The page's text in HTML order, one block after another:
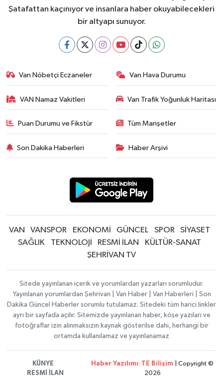
Şatafattan kaçınıyor ve insanlara haber okuyabilecekleri
bir altyapı sunuyor.
Van Nöbetçi Eczaneler Van Hava Durumu
VAN Namaz Vakitleri Van Trafik Yoğunluk Haritası
Puan Durumu ve Fikstür Tüm Manşetler
Son Dakika Haberleri Haber Arşivi
VAN VANSPOR EKONOMİ GÜNCEL SPOR
SİYASET
SAĞLIK
TEKNOLOJİ RESMİ İLAN
KÜLTÜR-SANAT
ŞEHRİVAN TV
Sitede yayınlanan içerik ve yorumlardan yazarları sorumludur.
Yayınlanan yorumlardan Şehrivan | Van Haber | Van Haberleri | Son
Dakika Güncel Haberler sorumlu tutulamaz. Sitedeki tüm harici linkler
ayrı bir sayfada açılır. Sitemizde yayınlanan haber, köşe yazıları ve
fotoğraflar izin alınmaksızın kaynak gösterilse dahi, herhangi bir
ortamda kullanılamaz ve yayınlanamaz
KÜNYE
RESMİ İLAN
Haber Yazılımı: TE Bilişim | Copyright ©
2026